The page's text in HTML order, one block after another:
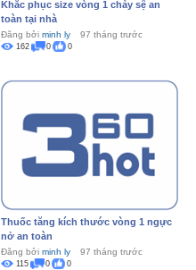
Khắc phục size vòng 1 chảy sệ an
toàn tại nhà
Đăng bởi minh ly 97 tháng trước
162 0 0
Thuốc tăng kích thước vòng 1 ngực
nở an toàn
Đăng bởi minh ly 97 tháng trước
115 0 0